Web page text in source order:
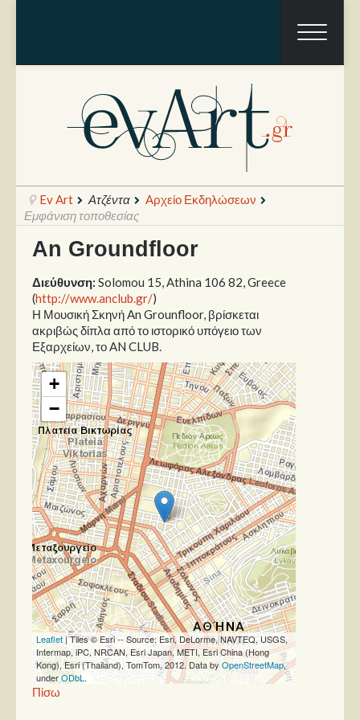
Ραπόρτο
Live & Συναυλίες
Θέατρο
Συνεντεύξεις
Παρουσιάσεις
Δίσκοι
Σειρές
Ταινίες
Βιβλία
Video News
Καλλιτέχνες
Μουσικοί
Διάφοροι
Εκτός Συνόρων
Νέα
Ev Art Ατζέντα
Αρχείο Εκδηλώσεων
Εμφάνιση τοποθεσίας
An Groundfloor
Διεύθυνση: Solomou 15, Athina 106 82, Greece
(http://www.anclub.gr/)
Η Μουσική Σκηνή An Grounfloor, βρίσκεται
ακριβώς δίπλα από το ιστορικό υπόγειο των
Εξαρχείων, το AN CLUB.
+
−
Leaflet| Tiles © Esri -- Source: Esri, DeLorme, NAVTEQ, USGS,
Intermap, iPC, NRCAN, Esri Japan, METI, Esri China (Hong
Kong), Esri (Thailand), TomTom, 2012. Data byOpenStreetMap,
underODbL .
Πίσω